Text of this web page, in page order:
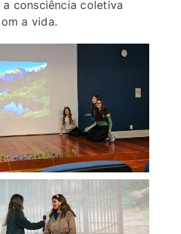
consciência coletiva
a vida.